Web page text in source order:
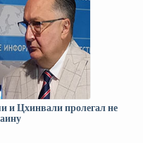
и Цхинвали пролегал не